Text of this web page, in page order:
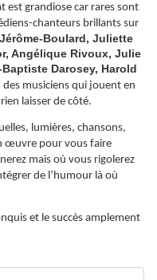
est grandiose car rares sont
chanteurs brillants sur
Boulard, Juliette
Angélique Rivoux, Julie
Darosey, Harold
des musiciens qui jouent en
laisser de côté.
lumières, chansons,
œuvre pour vous faire
mais où vous rigolerez
de l’humour là où
et le succès amplement